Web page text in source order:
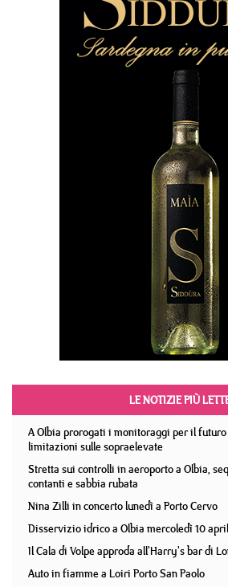
LE NOTIZIE PIÙ
A Olbia prorogati i monitoraggi per il
limitazioni sulle sopraelevate
Stretta sui controlli in aeroporto a Olbia,
contanti e sabbia rubata
Nina Zilli in concerto lunedì a Porto Cervo
Disservizio idrico a Olbia mercoledì 10
Il Cala di Volpe approda all'Harry's bar di
Auto in fiamme a Loiri Porto San Paolo